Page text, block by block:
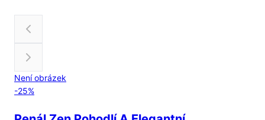
Není obrázek
-25%